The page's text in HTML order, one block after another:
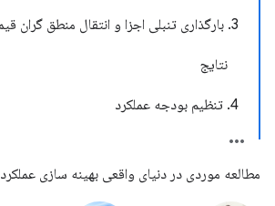
3. بارگذاری تنبلی اجزا و انتقال منطق گران قیمت به کارگران وب
نتایج
4. تنظیم بودجه عملکرد
مطالعه موردی در دنیای واقعی بهینه سازی عملکرد React SPA.